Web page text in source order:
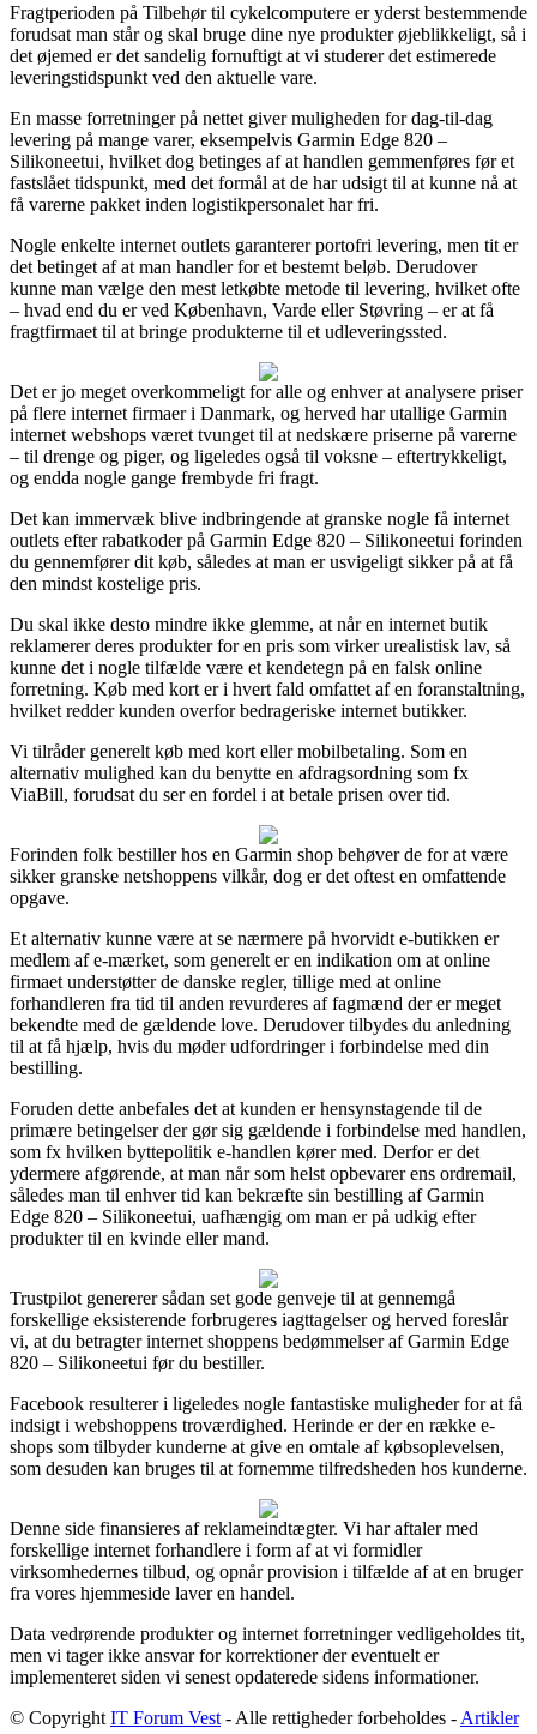
Fragtperioden på Tilbehør til cykelcomputere er yderst bestemmende
forudsat man står og skal bruge dine nye produkter øjeblikkeligt, så i
det øjemed er det sandelig fornuftigt at vi studerer det estimerede
leveringstidspunkt ved den aktuelle vare.
En masse forretninger på nettet giver muligheden for dag-til-dag
levering på mange varer, eksempelvis Garmin Edge 820 –
Silikoneetui, hvilket dog betinges af at handlen gemmenføres før et
fastslået tidspunkt, med det formål at de har udsigt til at kunne nå at
få varerne pakket inden logistikpersonalet har fri.
Nogle enkelte internet outlets garanterer portofri levering, men tit er
det betinget af at man handler for et bestemt beløb. Derudover
kunne man vælge den mest letkøbte metode til levering, hvilket ofte
– hvad end du er ved København, Varde eller Støvring – er at få
fragtfirmaet til at bringe produkterne til et udleveringssted.
Det er jo meget overkommeligt for alle og enhver at analysere priser
på flere internet firmaer i Danmark, og herved har utallige Garmin
internet webshops været tvunget til at nedskære priserne på varerne
– til drenge og piger, og ligeledes også til voksne – eftertrykkeligt,
og endda nogle gange frembyde fri fragt.
Det kan immervæk blive indbringende at granske nogle få internet
outlets efter rabatkoder på Garmin Edge 820 – Silikoneetui forinden
du gennemfører dit køb, således at man er usvigeligt sikker på at få
den mindst kostelige pris.
Du skal ikke desto mindre ikke glemme, at når en internet butik
reklamerer deres produkter for en pris som virker urealistisk lav, så
kunne det i nogle tilfælde være et kendetegn på en falsk online
forretning. Køb med kort er i hvert fald omfattet af en foranstaltning,
hvilket redder kunden overfor bedrageriske internet butikker.
Vi tilråder generelt køb med kort eller mobilbetaling. Som en
alternativ mulighed kan du benytte en afdragsordning som fx
ViaBill, forudsat du ser en fordel i at betale prisen over tid.
Forinden folk bestiller hos en Garmin shop behøver de for at være
sikker granske netshoppens vilkår, dog er det oftest en omfattende
opgave.
Et alternativ kunne være at se nærmere på hvorvidt e-butikken er
medlem af e-mærket, som generelt er en indikation om at online
firmaet understøtter de danske regler, tillige med at online
forhandleren fra tid til anden revurderes af fagmænd der er meget
bekendte med de gældende love. Derudover tilbydes du anledning
til at få hjælp, hvis du møder udfordringer i forbindelse med din
bestilling.
Foruden dette anbefales det at kunden er hensynstagende til de
primære betingelser der gør sig gældende i forbindelse med handlen,
som fx hvilken byttepolitik e-handlen kører med. Derfor er det
ydermere afgørende, at man når som helst opbevarer ens ordremail,
således man til enhver tid kan bekræfte sin bestilling af Garmin
Edge 820 – Silikoneetui, uafhængig om man er på udkig efter
produkter til en kvinde eller mand.
Trustpilot genererer sådan set gode genveje til at gennemgå
forskellige eksisterende forbrugeres iagttagelser og herved foreslår
vi, at du betragter internet shoppens bedømmelser af Garmin Edge
820 – Silikoneetui før du bestiller.
Facebook resulterer i ligeledes nogle fantastiske muligheder for at få
indsigt i webshoppens troværdighed. Herinde er der en række e-
shops som tilbyder kunderne at give en omtale af købsoplevelsen,
som desuden kan bruges til at fornemme tilfredsheden hos kunderne.
Denne side finansieres af reklameindtægter. Vi har aftaler med
forskellige internet forhandlere i form af at vi formidler
virksomhedernes tilbud, og opnår provision i tilfælde af at en bruger
fra vores hjemmeside laver en handel.
Data vedrørende produkter og internet forretninger vedligeholdes tit,
men vi tager ikke ansvar for korrektioner der eventuelt er
implementeret siden vi senest opdaterede sidens informationer.
© Copyright IT Forum Vest - Alle rettigheder forbeholdes - Artikler